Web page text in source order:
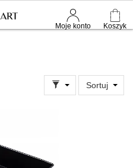
Moje konto Koszyk
Sortuj